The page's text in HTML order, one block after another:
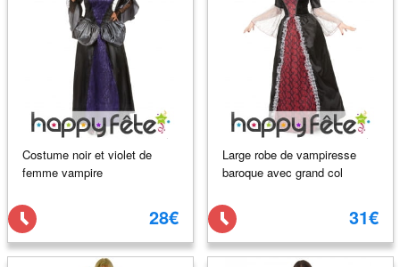
Costume noir et violet de
femme vampire
28€
Large robe de vampiresse
baroque avec grand col
31€